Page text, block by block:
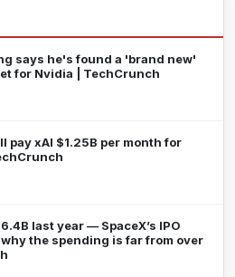
says he's found a 'brand new'
for Nvidia | TechCrunch
pay xAI $1.25B per month for
last year — SpaceX’s IPO
the spending is far from over